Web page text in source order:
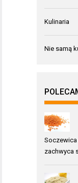
Kulinaria
Nie samą
Soczewica
zachwyca